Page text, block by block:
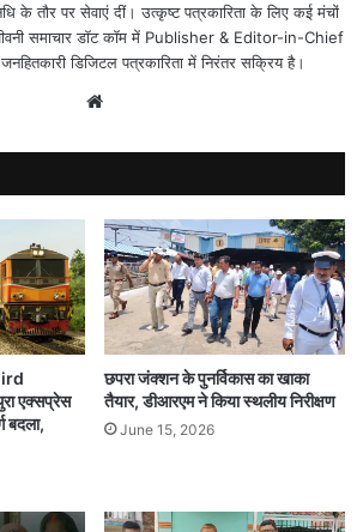
के तौर पर सेवाएं दीं। उत्कृष्ट पत्रकारिता के लिए कई मंचों
समाचार डॉट कॉम में Publisher & Editor-in-Chief
डिजिटल पत्रकारिता में निरंतर सक्रिय है।
एक्सप्रेस
बदला,
छपरा जंक्शन के पुनर्विकास का खाका
तैयार, डीआरएम ने किया स्थलीय निरीक्षण
June 15, 2026